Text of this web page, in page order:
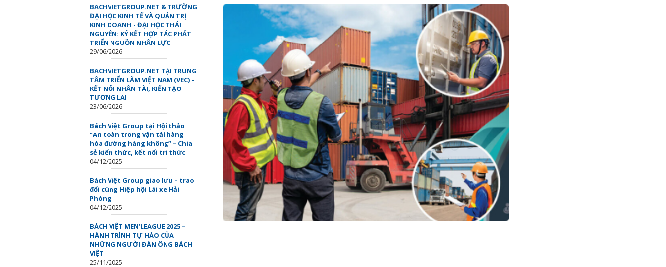
BACHVIETGROUP.NET & TRƯỜNG
ĐẠI HỌC KINH TẾ VÀ QUẢN TRỊ
KINH DOANH - ĐẠI HỌC THÁI
NGUYÊN: KÝ KẾT HỢP TÁC PHÁT
TRIỂN NGUỒN NHÂN LỰC
29/06/2026
BACHVIETGROUP.NET TẠI TRUNG
TÂM TRIỂN LÃM VIỆT NAM (VEC) –
KẾT NỐI NHÂN TÀI, KIẾN TẠO
TƯƠNG LAI
23/06/2026
Bách Việt Group tại Hội thảo
“An toàn trong vận tải hàng
hóa đường hàng không” – Chia
sẻ kiến thức, kết nối tri thức
04/12/2025
Bách Việt Group giao lưu – trao
đổi cùng Hiệp hội Lái xe Hải
Phòng
04/12/2025
BÁCH VIỆT MEN’LEAGUE 2025 –
HÀNH TRÌNH TỰ HÀO CỦA
NHỮNG NGƯỜI ĐÀN ÔNG BÁCH
VIỆT
25/11/2025